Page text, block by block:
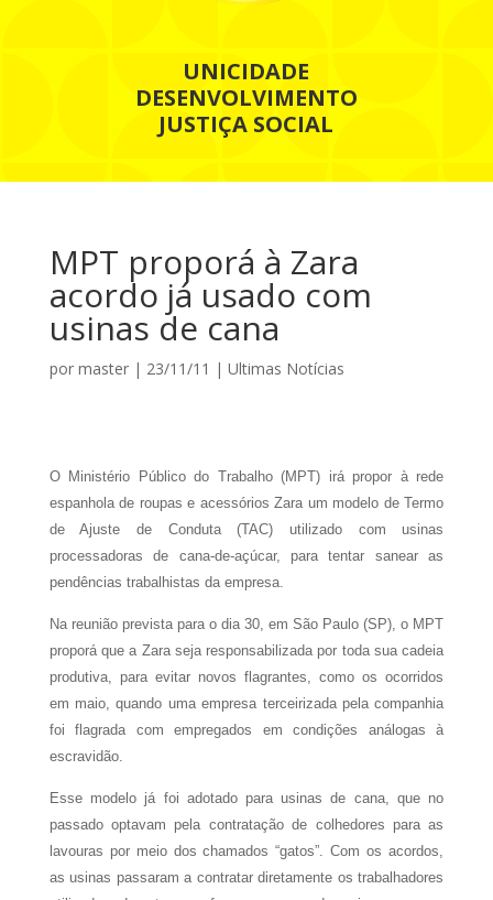
UNICIDADE
DESENVOLVIMENTO
JUSTIÇA SOCIAL
MPT proporá à Zara
acordo já usado com
usinas de cana
por master| 23/11/11 | Ultimas Notícias
O Ministério Público do Trabalho (MPT) irá propor à rede
espanhola de roupas e acessórios Zara um modelo de Termo
de Ajuste de Conduta (TAC) utilizado com usinas
processadoras de cana-de-açúcar, para tentar sanear as
pendências trabalhistas da empresa.
Na reunião prevista para o dia 30, em São Paulo (SP), o MPT
proporá que a Zara seja responsabilizada por toda sua cadeia
produtiva, para evitar novos flagrantes, como os ocorridos
em maio, quando uma empresa terceirizada pela companhia
foi flagrada com empregados em condições análogas à
escravidão.
Esse modelo já foi adotado para usinas de cana, que no
passado optavam pela contratação de colhedores para as
lavouras por meio dos chamados “gatos”. Com os acordos,
as usinas passaram a contratar diretamente os trabalhadores